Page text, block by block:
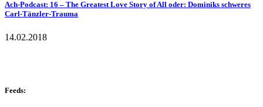
Ach-Podcast: 16 – The Greatest Love Story of All oder: Dominiks schweres
Carl-Tänzler-Trauma
14.02.2018
Feeds: